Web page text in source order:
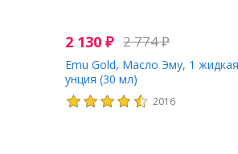
2 130 ₽ 2 774₽
Emu Gold, Масло Эму, 1 жидкая
унция (30 мл)
2016